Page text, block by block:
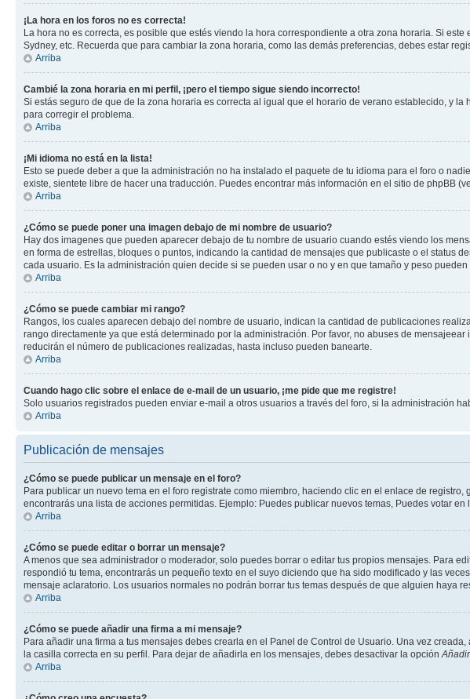
¡La hora en los foros no es correcta!
La hora no es correcta, es posible que estés viendo la hora correspondiente a otra zona horaria. Si
Sydney, etc. Recuerda que para cambiar la zona horaria, como las demás preferencias, debes estar
Arriba
Cambié la zona horaria en mi perfil, ¡pero el tiempo sigue siendo incorrecto!
Si estás seguro de que de la zona horaria es correcta al igual que el horario de verano establecido, y
para corregir el problema.
Arriba
¡Mi idioma no está en la lista!
Esto se puede deber a que la administración no ha instalado el paquete de tu idioma para el foro o
existe, sientete libre de hacer una traducción. Puedes encontrar más información en el sitio de phpBB
Arriba
¿Cómo se puede poner una imagen debajo de mi nombre de usuario?
Hay dos imagenes que pueden aparecer debajo de tu nombre de usuario cuando estés viendo los
en forma de estrellas, bloques o puntos, indicando la cantidad de mensajes que publicaste o el status
cada usuario. Es la administración quien decide si se pueden usar o no y en que tamaño y peso
Arriba
¿Cómo se puede cambiar mi rango?
Rangos, los cuales aparecen debajo del nombre de usuario, indican la cantidad de publicaciones
rango directamente ya que está determinado por la administración. Por favor, no abuses de
reducirán el número de publicaciones realizadas, hasta incluso pueden banearte.
Arriba
Cuando hago clic sobre el enlace de e-mail de un usuario, ¡me pide que me registre!
Solo usuarios registrados pueden enviar e-mail a otros usuarios a través del foro, si la administración
Arriba
Publicación de mensajes
¿Cómo se puede publicar un mensaje en el foro?
Para publicar un nuevo tema en el foro registrate como miembro, haciendo clic en el enlace de
encontrarás una lista de acciones permitidas. Ejemplo: Puedes publicar nuevos temas, Puedes votar en
Arriba
¿Cómo se puede editar o borrar un mensaje?
A menos que sea administrador o moderador, solo puedes borrar o editar tus propios mensajes. Para
respondió tu tema, encontrarás un pequeño texto en el suyo diciendo que ha sido modificado y las
mensaje aclaratorio. Los usuarios normales no podrán borrar tus temas después de que alguien haya
Arriba
¿Cómo se puede añadir una firma a mi mensaje?
Para añadir una firma a tus mensajes debes crearla en el Panel de Control de Usuario. Una vez
la casilla correcta en su perfil. Para dejar de añadirla en los mensajes, debes desactivar la opción
Arriba